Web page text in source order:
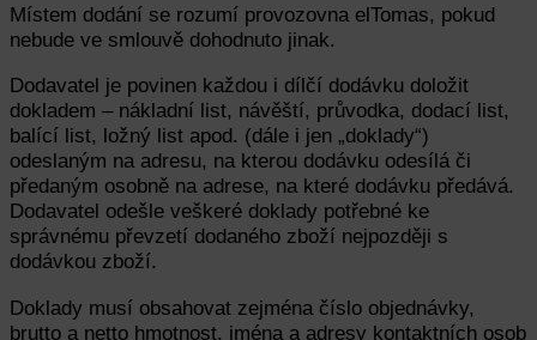
Místem dodání se rozumí provozovna elTomas, pokud
nebude ve smlouvě dohodnuto jinak.
Dodavatel je povinen každou i dílčí dodávku doložit
dokladem – nákladní list, návěští, průvodka, dodací list,
balící list, ložný list apod. (dále i jen „doklady“)
odeslaným na adresu, na kterou dodávku odesílá či
předaným osobně na adrese, na které dodávku předává.
Dodavatel odešle veškeré doklady potřebné ke
správnému převzetí dodaného zboží nejpozději s
dodávkou zboží.
Doklady musí obsahovat zejména číslo objednávky,
brutto a netto hmotnost, jména a adresy kontaktních osob